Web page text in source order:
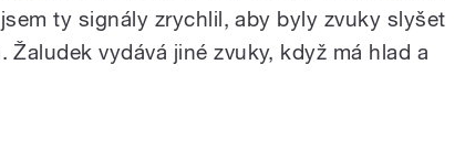
ty signály zrychlil, aby byly zvuky slyšet
Žaludek vydává jiné zvuky, když má hlad a